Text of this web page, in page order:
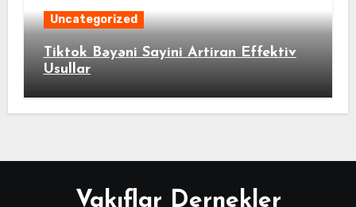
Uncategorized
Tiktok Bəyəni Sayini Artiran Effektiv
Usullar
Vakıflar Dernekler